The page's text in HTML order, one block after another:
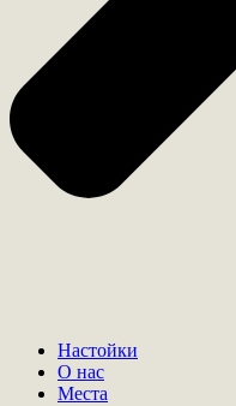
Настойки
О нас
Места